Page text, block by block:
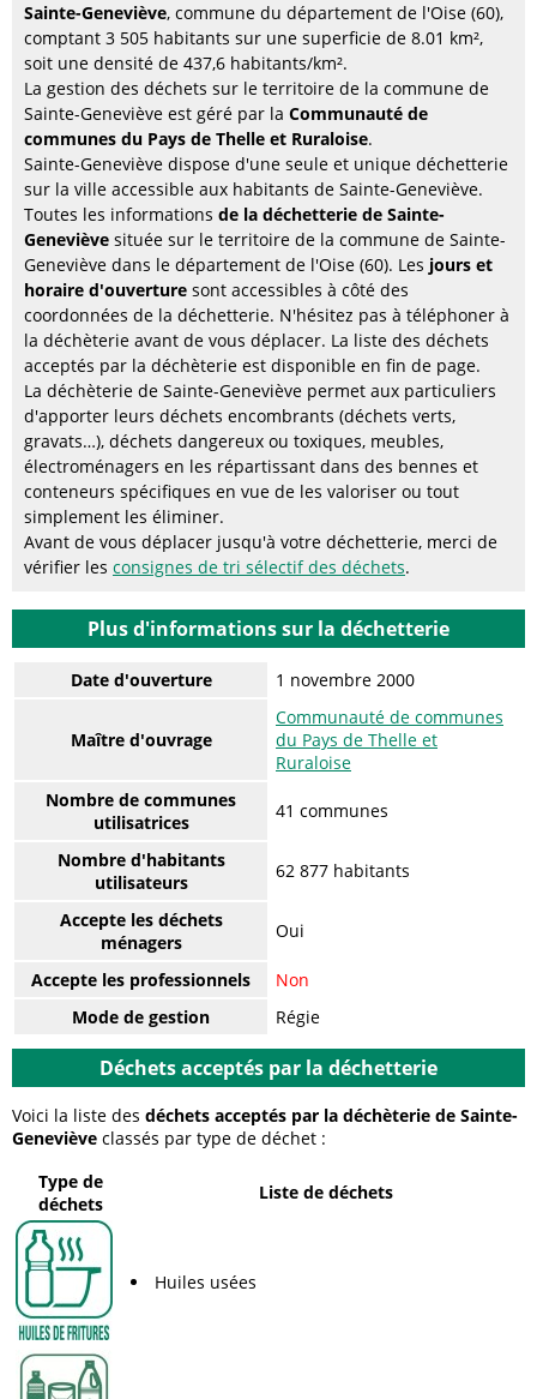
Sainte-Geneviève, commune du département de l'Oise (60),
comptant 3 505 habitants sur une superficie de 8.01 km²,
soit une densité de 437,6 habitants/km².
La gestion des déchets sur le territoire de la commune de
Sainte-Geneviève est géré par la Communauté de
communes du Pays de Thelle et Ruraloise.
Sainte-Geneviève dispose d'une seule et unique déchetterie
sur la ville accessible aux habitants de Sainte-Geneviève.
Toutes les informations de la déchetterie de Sainte-
Geneviève située sur le territoire de la commune de Sainte-
Geneviève dans le département de l'Oise (60). Les jours et
horaire d'ouverture sont accessibles à côté des
coordonnées de la déchetterie. N'hésitez pas à téléphoner à
la déchèterie avant de vous déplacer. La liste des déchets
acceptés par la déchèterie est disponible en fin de page.
La déchèterie de Sainte-Geneviève permet aux particuliers
d'apporter leurs déchets encombrants (déchets verts,
gravats…), déchets dangereux ou toxiques, meubles,
électroménagers en les répartissant dans des bennes et
conteneurs spécifiques en vue de les valoriser ou tout
simplement les éliminer.
Avant de vous déplacer jusqu'à votre déchetterie, merci de
vérifier les consignes de tri sélectif des déchets.
Plus d'informations sur la déchetterie
Date d'ouverture 1 novembre 2000
Maître d'ouvrage
Communauté de communes
du Pays de Thelle et
Ruraloise
Nombre de communes
utilisatrices
41 communes
Nombre d'habitants
utilisateurs
62 877 habitants
Accepte les déchets
ménagers
Oui
Accepte les professionnels
Non
Mode de gestion
Régie
Déchets acceptés par la déchetterie
Voici la liste des déchets acceptés par la déchèterie de Sainte-
Geneviève classés par type de déchet :
Type de
déchets
Liste de déchets
Huiles usées